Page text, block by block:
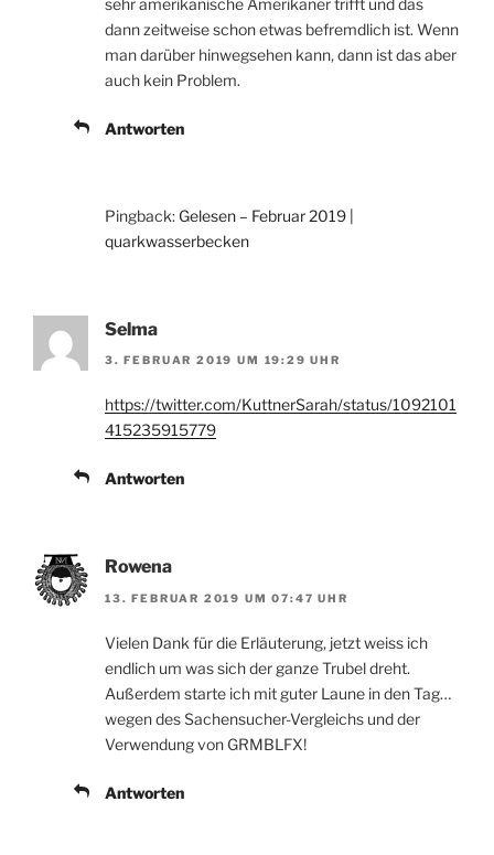
dann zeitweise schon etwas befremdlich ist. Wenn
man darüber hinwegsehen kann, dann ist das aber
auch kein Problem.
Antworten
Pingback: Gelesen – Februar 2019 |
quarkwasserbecken
Selma
3. FEBRUAR 2019 UM 19:29 UHR
https://twitter.com/KuttnerSarah/status/1092101
415235915779
Antworten
Rowena
13. FEBRUAR 2019 UM 07:47 UHR
Vielen Dank für die Erläuterung, jetzt weiss ich
endlich um was sich der ganze Trubel dreht.
Außerdem starte ich mit guter Laune in den Tag…
wegen des Sachensucher-Vergleichs und der
Verwendung von GRMBLFX!
Antworten